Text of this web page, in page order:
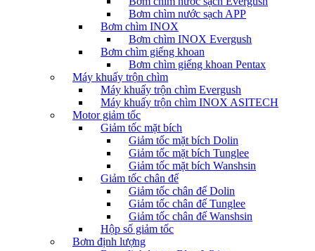
Bơm chìm nước sạch APP
Bơm chìm INOX
Bơm chìm INOX Evergush
Bơm chìm giếng khoan
Bơm chìm giếng khoan Pentax
Máy khuấy trộn chìm
Máy khuấy trộn chìm Evergush
Máy khuấy trộn chìm INOX ASITECH
Motor giảm tốc
Giảm tốc mặt bích
Giảm tốc mặt bích Dolin
Giảm tốc mặt bích Tunglee
Giảm tốc mặt bích Wanshsin
Giảm tốc chân đế
Giảm tốc chân đế Dolin
Giảm tốc chân đế Tunglee
Giảm tốc chân đế Wanshsin
Hộp số giảm tốc
Bơm định lượng